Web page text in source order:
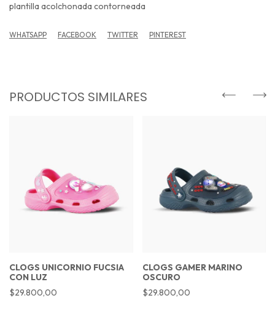
plantilla acolchonada contorneada
WHATSAPP FACEBOOK TWITTER PINTEREST
PRODUCTOS SIMILARES
CLOGS UNICORNIO FUCSIA
CON LUZ
$29.800,00
CLOGS GAMER MARINO
OSCURO
$29.800,00